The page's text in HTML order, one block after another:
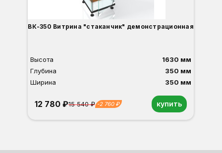
ВК-350 Витрина "стаканчик" демонстрационная
Высота
1630 мм
Глубина
350 мм
Ширина
350 мм
12 780 ₽15 540 ₽ -2 760 ₽ купить